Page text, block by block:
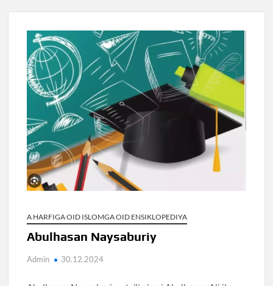
A HARFIGA OID ISLOMGA OID ENSIKLOPEDIYA
Abulhasan Naysaburiy
Admin 30.12.2024